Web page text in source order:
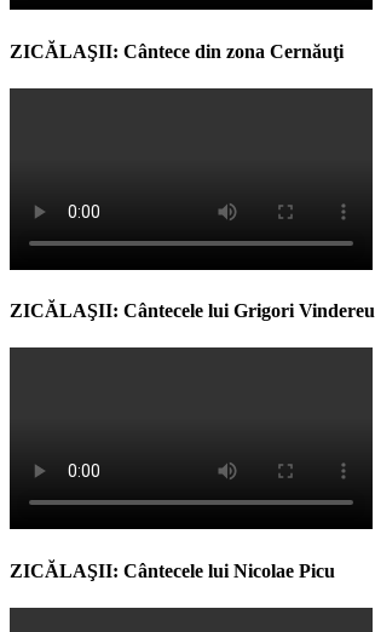
ZICĂLAŞII: Cântece din zona Cernăuţi
ZICĂLAŞII: Cântecele lui Grigori Vindereu
ZICĂLAŞII: Cântecele lui Nicolae Picu